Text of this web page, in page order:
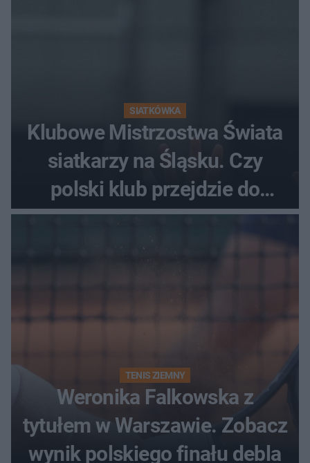
SIATKÓWKA
Klubowe Mistrzostwa Świata
siatkarzy na Śląsku. Czy
polski klub przejdzie do
historii
TENIS ZIEMNY
Weronika Falkowska z
tytułem w Warszawie. Zobacz
wynik polskiego finału debla